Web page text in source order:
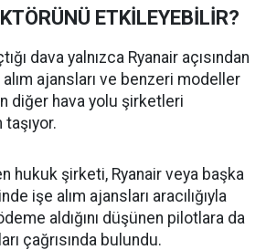
ETKİLEYEBİLİR?
dava yalnızca Ryanair açısından
alım ajansları ve benzeri modeller
diğer hava yolu şirketleri
taşıyor.
hukuk şirketi, Ryanair veya başka
işe alım ajansları aracılığıyla
aldığını düşünen pilotlara da
çağrısında bulundu.